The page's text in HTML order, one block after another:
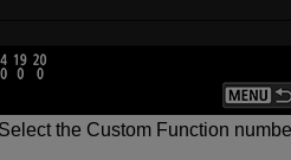
Select the Custom Function